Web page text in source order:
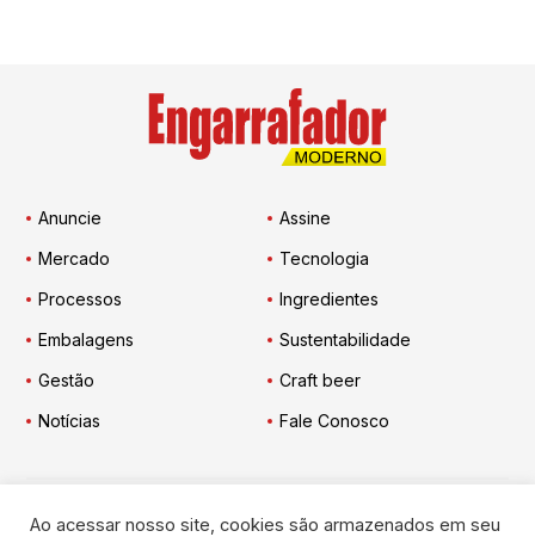
Anuncie
Assine
Mercado
Tecnologia
Processos
Ingredientes
Embalagens
Sustentabilidade
Gestão
Craft beer
Notícias
Fale Conosco
Engarrafador Moderno nas Redes:
Ao acessar nosso site, cookies são armazenados em seu